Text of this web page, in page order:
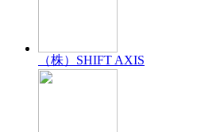
（株）SHIFT AXIS